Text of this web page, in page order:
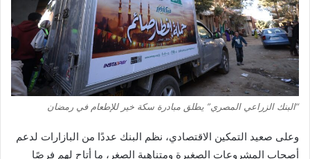
“البنك الزراعي المصري” يطلق مبادرة سكة خير للإطعام في رمضان
وعلى صعيد التمكين الاقتصادي، نظم البنك عددًا من البازارات لدعم
أصحاب المشروعات الصغيرة ومتناهية الصغر، ما أتاح لهم فرصًا